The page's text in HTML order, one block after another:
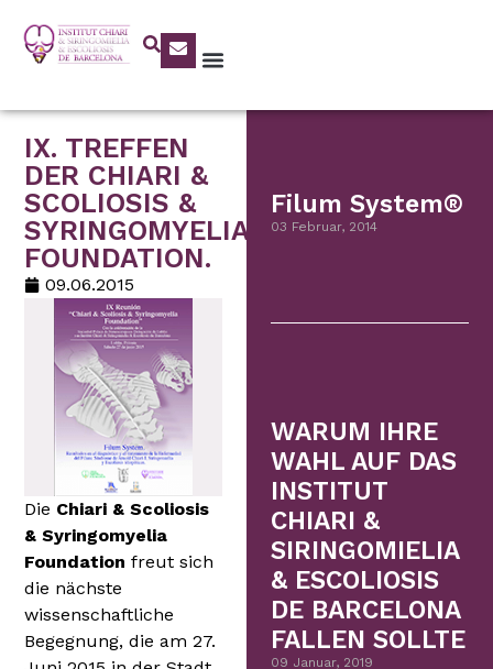
IX. TREFFEN
DER CHIARI &
SCOLIOSIS &
SYRINGOMYELIA
FOUNDATION.
09.06.2015
Die Chiari & Scoliosis
& Syringomyelia
Foundationfreut sich
die nächste
wissenschaftliche
Begegnung, die am 27.
Filum System®
03 Februar, 2014
WARUM IHRE
WAHL AUF DAS
INSTITUT
CHIARI &
SIRINGOMIELIA
& ESCOLIOSIS
DE BARCELONA
FALLEN SOLLTE
09 Januar, 2019